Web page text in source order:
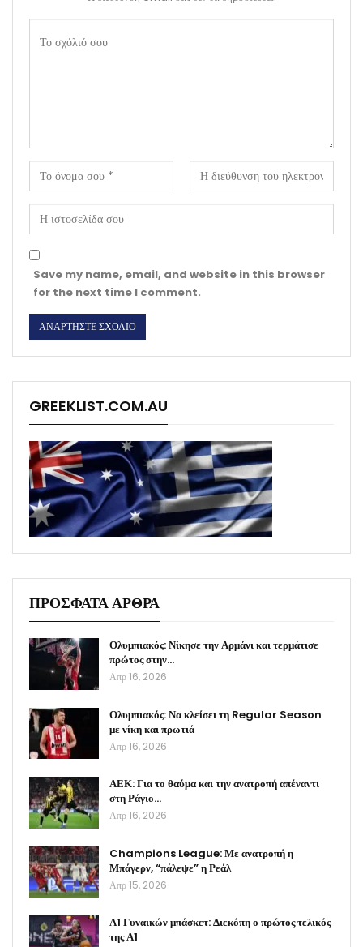
Save my name, email, and website in this browser
for the next time I comment.
GREEKLIST.COM.AU
ΠΡΟΣΦΑΤΑ ΑΡΘΡΑ
Ολυμπιακός: Νίκησε την Αρμάνι και τερμάτισε
πρώτος στην…
Απρ 16, 2026
Ολυμπιακός: Να κλείσει τη Regular Season
με νίκη και πρωτιά
Απρ 16, 2026
ΑΕΚ: Για το θαύμα και την ανατροπή απέναντι
στη Ράγιο…
Απρ 16, 2026
Champions League: Με ανατροπή η
Μπάγερν, “πάλεψε” η Ρεάλ
Απρ 15, 2026
Α1 Γυναικών μπάσκετ: Διεκόπη ο πρώτος τελικός
της Α1